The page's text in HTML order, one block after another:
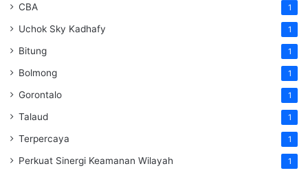
CBA 1
Uchok Sky Kadhafy 1
Bitung 1
Bolmong 1
Gorontalo 1
Talaud 1
Terpercaya 1
Perkuat Sinergi Keamanan Wilayah 1